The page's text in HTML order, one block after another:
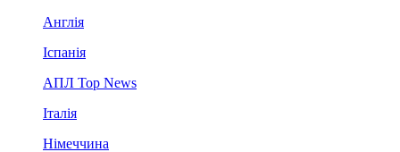
Англія
Іспанія
АПЛ Top News
Італія
Німеччина